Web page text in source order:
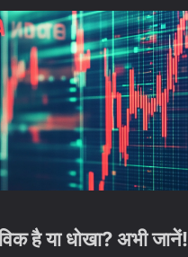
है या धोखा? अभी जानें!